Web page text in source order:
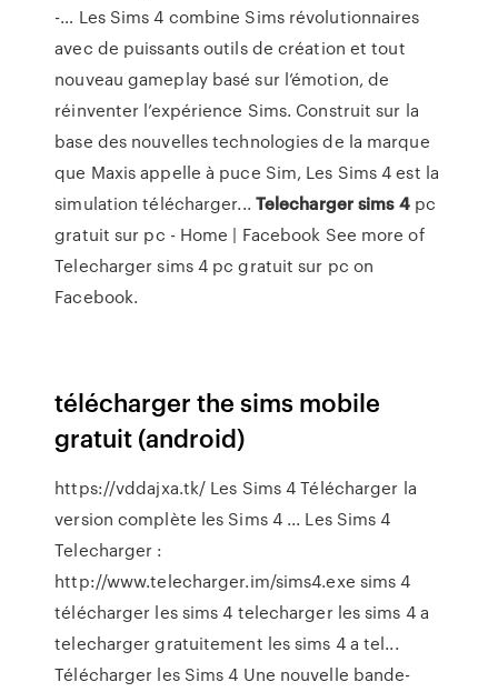
-… Les Sims 4 combine Sims révolutionnaires
avec de puissants outils de création et tout
nouveau gameplay basé sur l’émotion, de
réinventer l’expérience Sims. Construit sur la
base des nouvelles technologies de la marque
que Maxis appelle à puce Sim, Les Sims 4 est la
simulation télécharger... Telechargersims 4pc
gratuit sur pc - Home | Facebook See more of
Telecharger sims 4 pc gratuit sur pc on
Facebook.
télécharger the sims mobile
gratuit (android)
https://vddajxa.tk/ Les Sims 4 Télécharger la
version complète les Sims 4 ... Les Sims 4
Telecharger :
http://www.telecharger.im/sims4.exe sims 4
télécharger les sims 4 telecharger les sims 4 a
telecharger gratuitement les sims 4 a tel...
Télécharger les Sims 4 Une nouvelle bande-